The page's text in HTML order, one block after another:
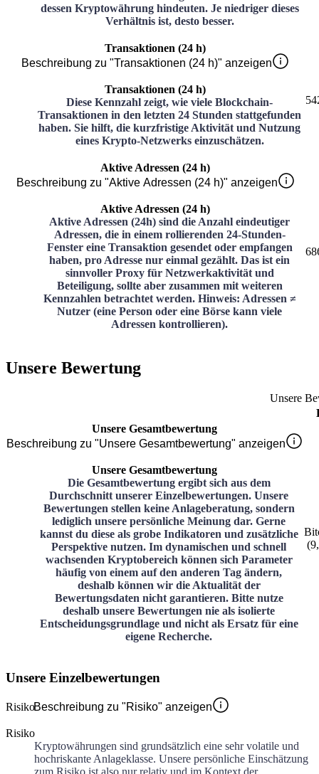
dessen Kryptowährung hindeuten. Je niedriger dieses
Verhältnis ist, desto besser.
Transaktionen (24 h)
Beschreibung zu "Transaktionen (24 h)" anzeigen
Transaktionen (24 h)
Diese Kennzahl zeigt, wie viele Blockchain-
Transaktionen in den letzten 24 Stunden stattgefunden
haben. Sie hilft, die kurzfristige Aktivität und Nutzung
eines Krypto-Netzwerks einzuschätzen.
Aktive Adressen (24 h)
Beschreibung zu "Aktive Adressen (24 h)" anzeigen
Aktive Adressen (24 h)
Aktive Adressen (24h) sind die Anzahl eindeutiger
Adressen, die in einem rollierenden 24-Stunden-
Fenster eine Transaktion gesendet oder empfangen
haben, pro Adresse nur einmal gezählt. Das ist ein
sinnvoller Proxy für Netzwerkaktivität und
Beteiligung, sollte aber zusammen mit weiteren
Kennzahlen betrachtet werden. Hinweis: Adressen ≠
Nutzer (eine Person oder eine Börse kann viele
Adressen kontrollieren).
Unsere Bewertung
Unsere
Unsere Gesamtbewertung
Beschreibung zu "Unsere Gesamtbewertung" anzeigen
Unsere Gesamtbewertung
Die Gesamtbewertung ergibt sich aus dem
Durchschnitt unserer Einzelbewertungen. Unsere
Bewertungen stellen keine Anlageberatung, sondern
lediglich unsere persönliche Meinung dar. Gerne
kannst du diese als grobe Indikatoren und zusätzliche
Perspektive nutzen. Im dynamischen und schnell
wachsenden Kryptobereich können sich Parameter
häufig von einem auf den anderen Tag ändern,
deshalb können wir die Aktualität der
Bewertungsdaten nicht garantieren. Bitte nutze
deshalb unsere Bewertungen nie als isolierte
Entscheidungsgrundlage und nicht als Ersatz für eine
eigene Recherche.
(
Unsere Einzelbewertungen
RisikoBeschreibung zu "Risiko" anzeigen
Risiko
Kryptowährungen sind grundsätzlich eine sehr volatile und
hochriskante Anlageklasse. Unsere persönliche Einschätzung